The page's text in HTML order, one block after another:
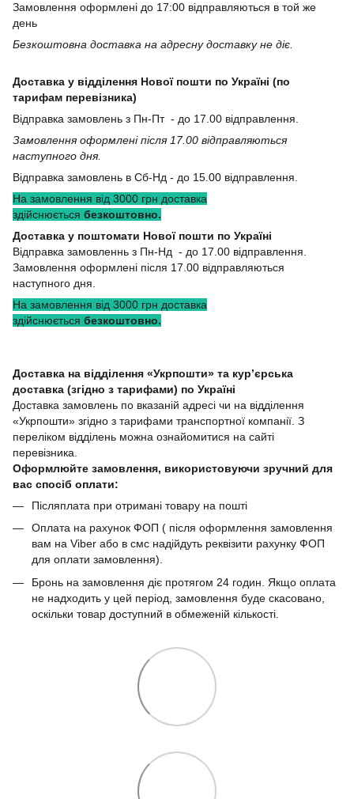
Замовлення оформлені до 17:00 відправляються в той же
день
Безкоштовна доставка на адресну доставку не діє.
Доставка у відділення Нової пошти по Україні (по
тарифам перевізника)
Відправка замовлень з Пн-Пт - до 17.00 відправлення.
Замовлення оформлені після 17.00 відправляються
наступного дня.
Відправка замовлень в Сб-Нд - до 15.00 відправлення.
На замовлення від 3000 грн доставка
здійснюється безкоштовно.
Доставка у поштомати Нової пошти по Україні
Відправка замовленнь з Пн-Нд - до 17.00 відправлення.
Замовлення оформлені після 17.00 відправляються
наступного дня.
На замовлення від 3000 грн доставка
здійснюється безкоштовно.
Доставка на відділення «Укрпошти» та кур’єрська
доставка (згідно з тарифами) по Україні
Доставка замовлень по вказаній адресі чи на відділення
«Укрпошти» згідно з тарифами транспортної компанії. З
переліком відділень можна ознайомитися на сайті
перевізника.
Оформлюйте замовлення, використовуючи зручний для
вас спосіб оплати:
Післяплата при отримані товару на пошті
Оплата на рахунок ФОП ( після оформлення замовлення
вам на Viber або в смс надійдуть реквізити рахунку ФОП
для оплати замовлення).
Бронь на замовлення діє протягом 24 годин. Якщо оплата
не надходить у цей період, замовлення буде скасовано,
оскільки товар доступний в обмеженій кількості.